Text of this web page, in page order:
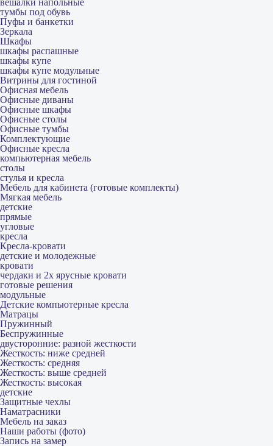
вешалки напольные
тумбы под обувь
Пуфы и банкетки
Зеркала
Шкафы
шкафы распашные
шкафы купе
шкафы купе модульные
Витрины для гостиной
Офисная мебель
Офисные диваны
Офисные шкафы
Офисные столы
Офисные тумбы
Комплектующие
Офисные кресла
компьютерная мебель
столы
стулья и кресла
Мебель для кабинета (готовые комплекты)
Мягкая мебель
детские
прямые
угловые
кресла
Кресла-кровати
детские и молодежные
кровати
чердаки и 2х ярусные кровати
готовые решения
модульные
Детские компьютерные кресла
Матрацы
Пружинный
Беспружинные
двусторонние: разной жесткости
Жесткость: ниже средней
Жесткость: средняя
Жесткость: выше средней
Жесткость: высокая
детские
Защитные чехлы
Наматрасники
Мебель на заказ
Наши работы (фото)
Запись на замер